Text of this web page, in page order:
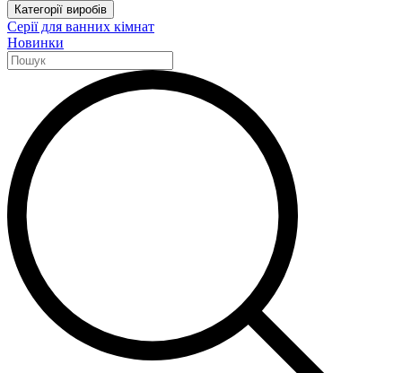
Категорії виробів
Серії для ванних кімнат
Новинки